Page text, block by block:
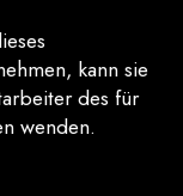
kann sie
des für
wenden.